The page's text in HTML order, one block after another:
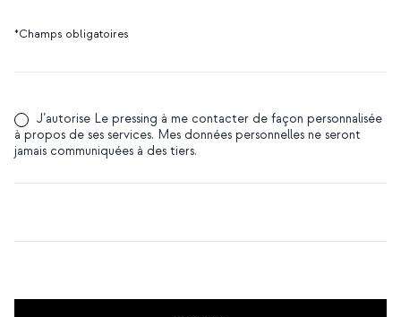
*Champs obligatoires
J’autorise Le pressing à me contacter de façon personnalisée
à propos de ses services. Mes données personnelles ne seront
jamais communiquées à des tiers.